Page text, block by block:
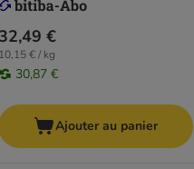
32,49 €
10,15 € / kg
30,87 €
Ajouter au panier